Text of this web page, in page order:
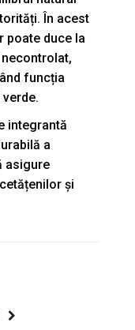
În acest
poate duce la
funcția
integrantă
a
asigure
și